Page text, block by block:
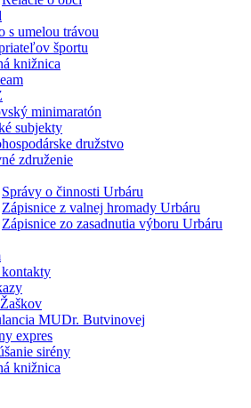
s umelou trávou
športu
knižnica
minimaratón
subjekty
družstvo
združenie
Správy o činnosti Urbáru
Zápisnice z valnej hromady Urbáru
Zápisnice zo zasadnutia výboru Urbáru
MUDr. Butvinovej
expres
sirény
knižnica